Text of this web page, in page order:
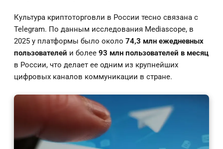
Культура криптоторговли в России тесно связана с
Telegram. По данным исследования Mediascope, в
2025 у платформы было около 74,3 млн ежедневных
пользователей и более 93 млн пользователей в месяц
в России, что делает ее одним из крупнейших
цифровых каналов коммуникации в стране.